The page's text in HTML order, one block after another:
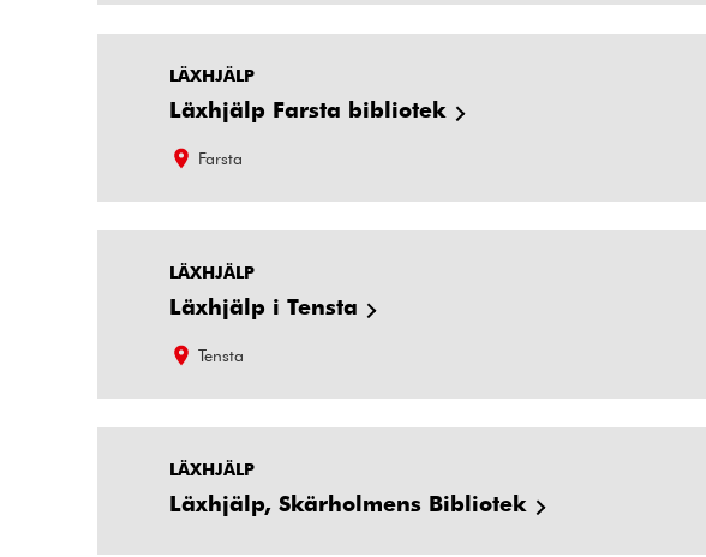
LÄXHJÄLP
Läxhjälp Farsta bibliotek
Farsta
LÄXHJÄLP
Läxhjälp i Tensta
Tensta
LÄXHJÄLP
Läxhjälp, Skärholmens Bibliotek